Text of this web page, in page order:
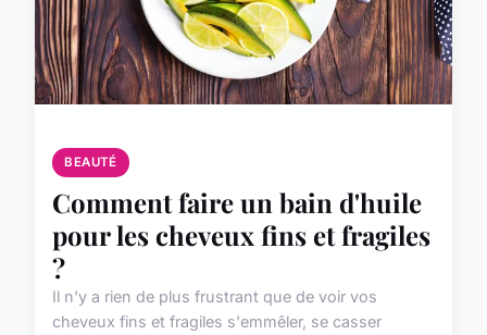
BEAUTÉ
Comment faire un bain d'huile
pour les cheveux fins et fragiles
?
Il n'y a rien de plus frustrant que de voir vos
cheveux fins et fragiles s'emmêler, se casser